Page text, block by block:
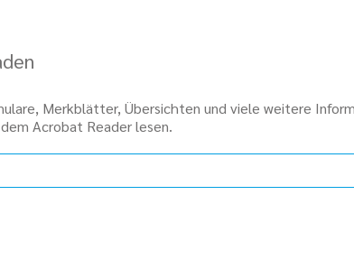
Merkblätter, Übersichten und viele weitere
Acrobat Reader lesen.